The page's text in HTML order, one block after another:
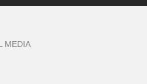
MEDIA